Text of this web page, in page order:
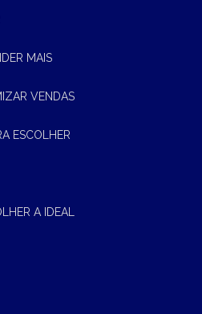
MAIS
VENDAS
ESCOLHER
A IDEAL